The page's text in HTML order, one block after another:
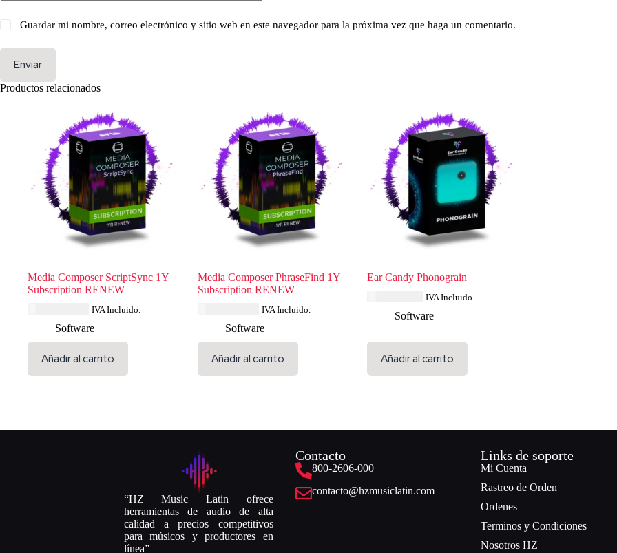
Guardar mi nombre, correo electrónico y sitio web en este navegador para la próxima vez que haga un comentario.
Enviar
Productos relacionados
Media Composer ScriptSync 1Y
Subscription RENEW
IVA Incluido.
Software
Añadir al carrito
Media Composer PhraseFind 1Y
Subscription RENEW
IVA Incluido.
Software
Añadir al carrito
Ear Candy Phonograin
IVA Incluido.
Software
Añadir al carrito
“HZ Music Latin ofrece
herramientas de audio de alta
calidad a precios competitivos
para músicos y productores en
línea”
Contacto
800-2606-000
contacto@hzmusiclatin.com
Links de soporte
Mi Cuenta
Rastreo de Orden
Ordenes
Terminos y Condiciones
Nosotros HZ